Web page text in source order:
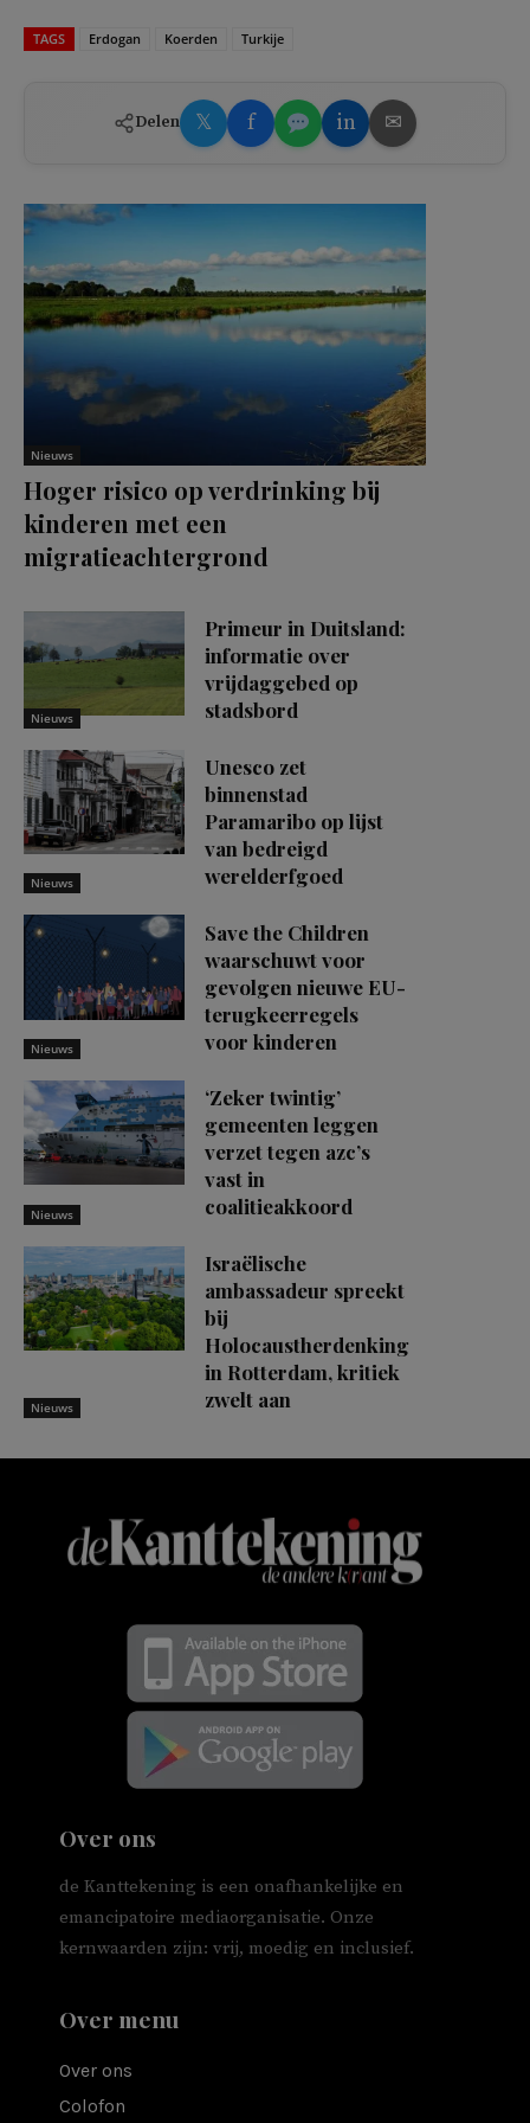
TAGS Erdogan Koerden Turkije
Delen 𝕏 f in ✉
Nieuws
Hoger risico op verdrinking bij
kinderen met een
migratieachtergrond
Nieuws
Primeur in Duitsland:
informatie over
vrijdaggebed op
stadsbord
Nieuws
Unesco zet
binnenstad
Paramaribo op lijst
van bedreigd
werelderfgoed
Nieuws
Save the Children
waarschuwt voor
gevolgen nieuwe EU-
terugkeerregels
voor kinderen
Nieuws
‘Zeker twintig’
gemeenten leggen
verzet tegen azc’s
vast in
coalitieakkoord
Nieuws
Israëlische
ambassadeur spreekt
bij
Holocaustherdenking
in Rotterdam, kritiek
zwelt aan
Over ons
de Kanttekening is een onafhankelijke en
emancipatoire mediaorganisatie. Onze
kernwaarden zijn: vrij, moedig en inclusief.
Over menu
Over ons
Colofon